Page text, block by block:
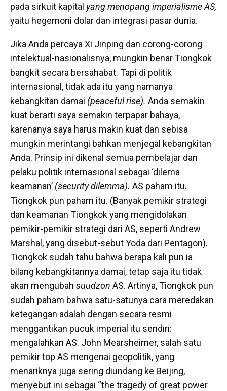
pada sirkuit kapital yang menopang imperialisme AS,
yaitu hegemoni dolar dan integrasi pasar dunia.
Jika Anda percaya Xi Jinping dan corong-corong
intelektual-nasionalisnya, mungkin benar Tiongkok
bangkit secara bersahabat. Tapi di politik
internasional, tidak ada itu yang namanya
kebangkitan damai (peaceful rise). Anda semakin
kuat berarti saya semakin terpapar bahaya,
karenanya saya harus makin kuat dan sebisa
mungkin merintangi bahkan menjegal kebangkitan
Anda. Prinsip ini dikenal semua pembelajar dan
pelaku politik internasional sebagai ‘dilema
keamanan’ (security dilemma). AS paham itu.
Tiongkok pun paham itu. (Banyak pemikir strategi
dan keamanan Tiongkok yang mengidolakan
pemikir-pemikir strategi dari AS, seperti Andrew
Marshal, yang disebut-sebut Yoda dari Pentagon).
Tiongkok sudah tahu bahwa berapa kali pun ia
bilang kebangkitannya damai, tetap saja itu tidak
akan mengubah suudzon AS. Artinya, Tiongkok pun
sudah paham bahwa satu-satunya cara meredakan
ketegangan adalah dengan secara resmi
menggantikan pucuk imperial itu sendiri:
mengalahkan AS. John Mearsheimer, salah satu
pemikir top AS mengenai geopolitik, yang
menariknya juga sering diundang ke Beijing,
menyebut ini sebagai “the tragedy of great power